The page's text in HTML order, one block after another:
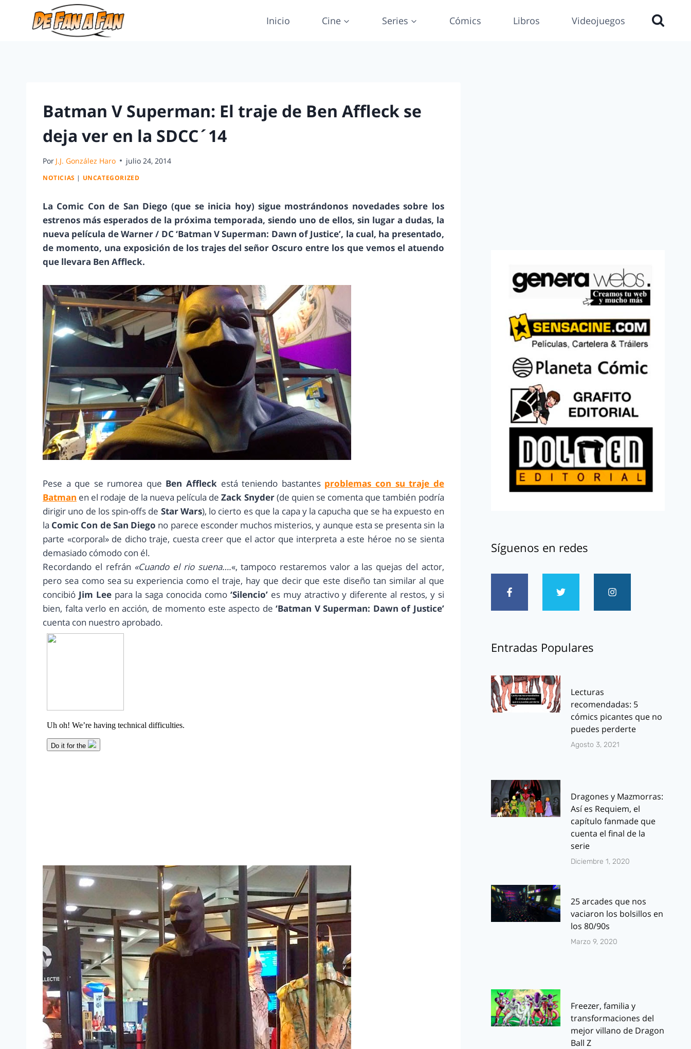
Inicio Cine Series Cómics Libros Videojuegos
Batman V Superman: El traje de Ben Affleck se
deja ver en la SDCC´14
Por J.J. González Haro julio 24, 2014
NOTICIAS | UNCATEGORIZED
La Comic Con de San Diego (que se inicia hoy) sigue mostrándonos novedades sobre los
estrenos más esperados de la próxima temporada, siendo uno de ellos, sin lugar a dudas, la
nueva película de Warner / DC ‘Batman V Superman: Dawn of Justice’, la cual, ha presentado,
de momento, una exposición de los trajes del señor Oscuro entre los que vemos el atuendo
que llevara Ben Affleck.
Pese a que se rumorea que Ben Affleck está teniendo bastantes problemas con su traje de
Batman en el rodaje de la nueva película deZack Snyder(de quien se comenta que también podría
dirigir uno de los spin-offs de Star Wars), lo cierto es que la capa y la capucha que se ha expuesto en
la Comic Con de San Diego no parece esconder muchos misterios, y aunque esta se presenta sin la
parte «corporal» de dicho traje, cuesta creer que el actor que interpreta a este héroe no se sienta
demasiado cómodo con él.
Recordando el refrán «Cuando el rio suena….«, tampoco restaremos valor a las quejas del actor,
pero sea como sea su experiencia como el traje, hay que decir que este diseño tan similar al que
concibió Jim Leepara la saga conocida como ‘Silencio’ es muy atractivo y diferente al restos, y si
bien, falta verlo en acción, de momento este aspecto de ‘Batman V Superman: Dawn of Justice’
cuenta con nuestro aprobado.
Síguenos en redes
Entradas Populares
Lecturas
recomendadas: 5
cómics picantes que no
puedes perderte
Agosto 3, 2021
Dragones y Mazmorras:
Así es Requiem, el
capítulo fanmade que
cuenta el final de la
serie
Diciembre 1, 2020
25 arcades que nos
vaciaron los bolsillos en
los 80/90s
Marzo 9, 2020
Freezer, familia y
transformaciones del
mejor villano de Dragon
Ball Z